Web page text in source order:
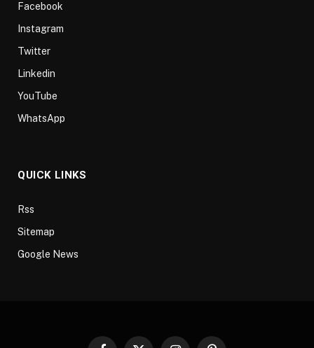
Facebook
Instagram
Twitter
Linkedin
YouTube
WhatsApp
QUICK LINKS
Rss
Sitemap
Google News